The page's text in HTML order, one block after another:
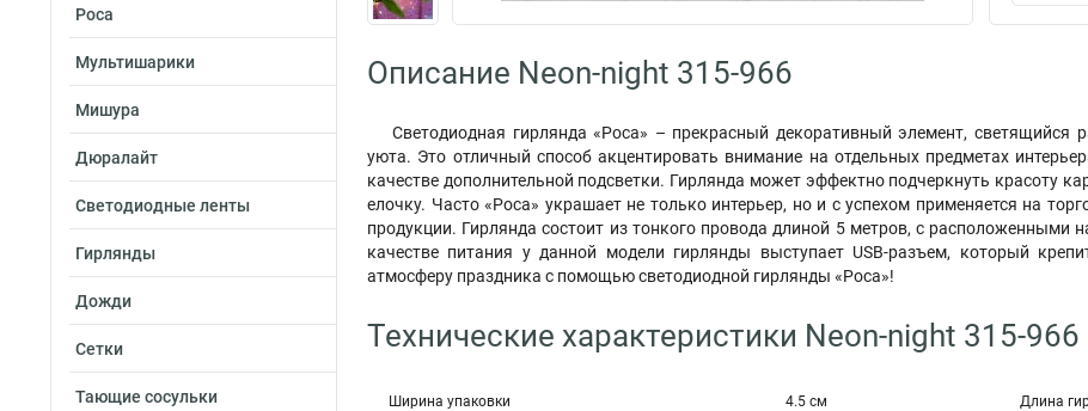
Роса
Мультишарики
Мишура
Дюралайт
Светодиодные ленты
Гирлянды
Дожди
Сетки
Тающие сосульки
Описание Neon-night 315-966
Светодиодная гирлянда «Роса» – прекрасный декоративный элемент,
уюта. Это отличный способ акцентировать внимание на отдельных предметах
качестве дополнительной подсветки. Гирлянда может эффектно подчеркнуть красоту
елочку. Часто «Роса» украшает не только интерьер, но и с успехом применяется на
продукции. Гирлянда состоит из тонкого провода длиной 5 метров, с
качестве питания у данной модели гирлянды выступает USB-разъем, который
атмосферу праздника с помощью светодиодной гирлянды «Роса»!
Технические характеристики Neon-night 315-966
Ширина упаковки 4.5 см Длина